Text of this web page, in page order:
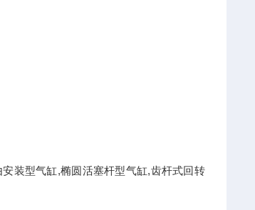
装型气缸,椭圆活塞杆型气缸,齿杆式回转